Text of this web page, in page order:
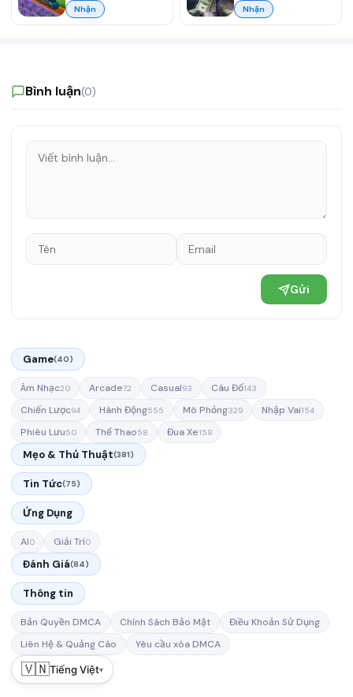
Nhận Nhận
Bình luận(0)
Gửi
Game(40)
Âm Nhạc20 Arcade72 Casual93 Câu Đố143
Chiến Lược94 Hành Động555 Mô Phỏng329 Nhập Vai154
Phiêu Lưu50 Thể Thao58 Đua Xe159
Mẹo & Thủ Thuật(381)
Tin Tức(75)
Ứng Dụng
AI0 Giải Trí0
Đánh Giá(84)
Thông tin
Bản Quyền DMCA Chính Sách Bảo Mật
Điều Khoản Sử Dụng
Liên Hệ & Quảng Cáo
Yêu cầu xóa DMCA
🇻🇳Tiếng Việt▾